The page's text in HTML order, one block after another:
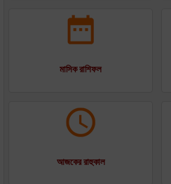
মাসিক রাশিফল
আজকের রাহুকাল